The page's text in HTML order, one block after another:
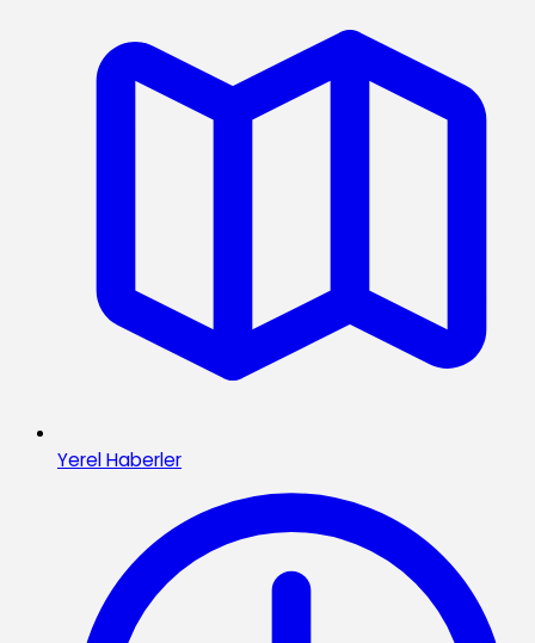
Yerel Haberler